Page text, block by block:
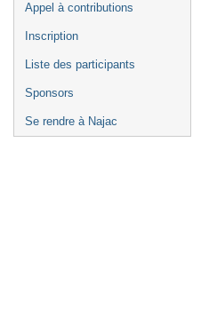
Appel à contributions
Inscription
Liste des participants
Sponsors
Se rendre à Najac